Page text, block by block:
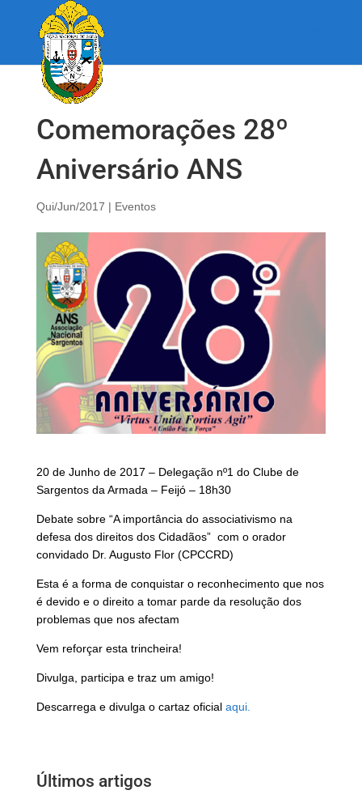
Comemorações 28º
Aniversário ANS
Qui/Jun/2017 | Eventos
20 de Junho de 2017 – Delegação nº1 do Clube de
Sargentos da Armada – Feijó – 18h30
Debate sobre “A importância do associativismo na
defesa dos direitos dos Cidadãos” com o orador
convidado Dr. Augusto Flor (CPCCRD)
Esta é a forma de conquistar o reconhecimento que nos
é devido e o direito a tomar parde da resolução dos
problemas que nos afectam
Vem reforçar esta trincheira!
Divulga, participa e traz um amigo!
Descarrega e divulga o cartaz oficial aqui.
Últimos artigos